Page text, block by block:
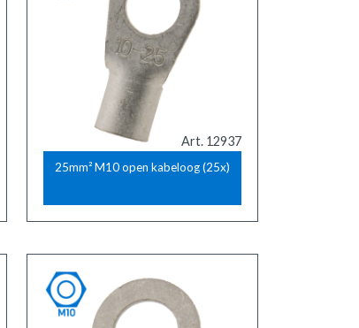
Art. 12937
25mm² M10 open kabeloog (25x)